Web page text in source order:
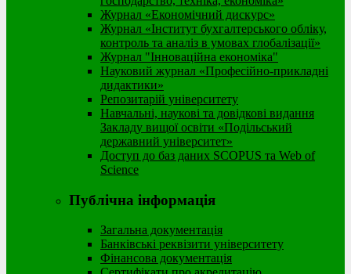
Журнал «Економічний дискурс»
Журнал «Інститут бухгалтерського обліку,
контроль та аналіз в умовах глобалізації»
Журнал "Інноваційна економіка"
Науковий журнал «Професійно-прикладні
дидактики»
Репозитарій університету
Навчальні, наукові та довідкові видання
Закладу вищої освіти «Подільський
державний університет»
Доступ до баз даних SCOPUS та Web of
Science
Публічна інформація
Загальна документація
Банківські реквізити університету
Фінансова документація